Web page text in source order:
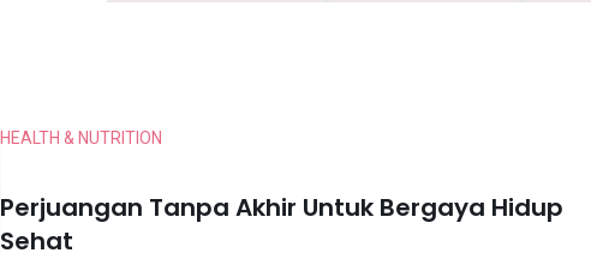
HEALTH & NUTRITION
Perjuangan Tanpa Akhir Untuk Bergaya Hidup
Sehat